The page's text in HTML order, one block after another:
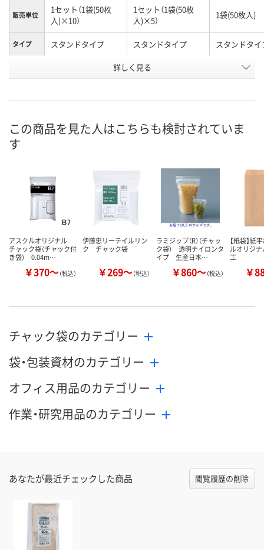
販売単位
1セット（1袋(50枚
入)×10）
1セット（1袋(50枚
入)×5）
1袋(50枚入)
タイプ スタンドタイプ スタンドタイプ スタンドタイ
サイズ
×120mm（ガゼット
180（チャック下）
×120mm（ガゼット
180（チャック
×120mm（ガ
在庫
8月11日（火） 8月11日（火）
数量
カゴへ カゴへ
詳しく見る
この商品を見た人はこちらも検討されていま
す
アスクルオリジナル
チャック袋（チャック付
き袋） 0.04m…
￥370～（税込）
伊藤忠リーテイルリン
ク チャック袋
￥269～（税込）
ラミジップ（R）（チャッ
ク袋） 透明ナイロンタ
イプ 生産日本…
￥860～（税込）
【紙袋】紙
ルオリジナ
工
￥
チャック袋のカテゴリー
袋・包装資材のカテゴリー
オフィス用品のカテゴリー
作業・研究用品のカテゴリー
あなたが最近チェックした商品 閲覧履歴の削除